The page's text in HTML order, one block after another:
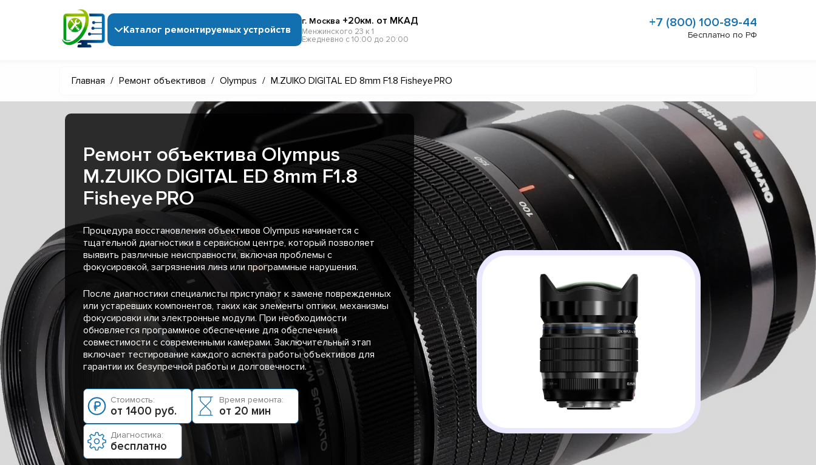
Каталог ремонтируемых устройств
г. Москва +20км. от МКАД
Менжинского 23 к 1
Ежедневно с 10:00 до 20:00
+7 (800) 100-89-44
Бесплатно по РФ
Главная / Ремонт объективов / Olympus / M.ZUIKO DIGITAL ED 8mm F1.8 Fisheye PRO
Ремонт объектива Olympus
M.ZUIKO DIGITAL ED 8mm F1.8
Fisheye PRO
Процедура восстановления объективов Olympus начинается с
тщательной диагностики в сервисном центре, который позволяет
выявить различные неисправности, включая проблемы с
фокусировкой, загрязнения линз или программные нарушения.
После диагностики специалисты приступают к замене поврежденных
или устаревших компонентов, таких как элементы оптики, механизмы
фокусировки или электронные модули. При необходимости
обновляется программное обеспечение для обеспечения
совместимости с современными камерами. Заключительный этап
включает тестирование каждого аспекта работы объективов для
гарантии их безупречной работы и долговечности.
Стоимость:
от 1400 руб.
Время ремонта:
от 20 мин
Диагностика:
бесплатно